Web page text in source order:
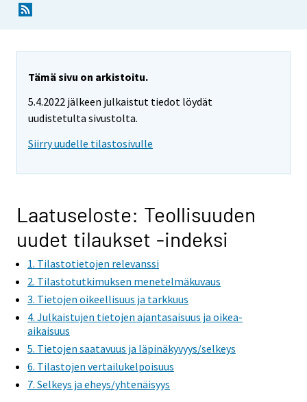
Tämä sivu on arkistoitu.
5.4.2022 jälkeen julkaistut tiedot löydät
uudistetulta sivustolta.
Siirry uudelle tilastosivulle
Laatuseloste: Teollisuuden
uudet tilaukset -indeksi
1. Tilastotietojen relevanssi
2. Tilastotutkimuksen menetelmäkuvaus
3. Tietojen oikeellisuus ja tarkkuus
4. Julkaistujen tietojen ajantasaisuus ja oikea-
aikaisuus
5. Tietojen saatavuus ja läpinäkyvyys/selkeys
6. Tilastojen vertailukelpoisuus
7. Selkeys ja eheys/yhtenäisyys